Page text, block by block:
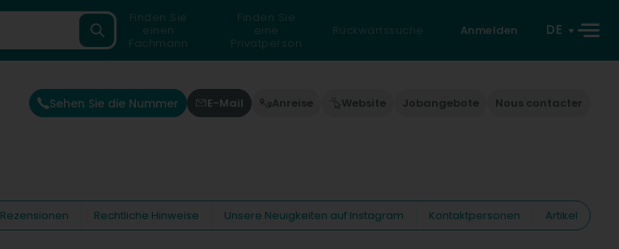
Finden Sie
einen
Fachmann
Finden Sie
eine
Privatperson
Rückwärtssuche Anmelden DE
Sehen Sie die Nummer E-Mail Anreise Website Jobangebote Nous contacter
Rezensionen Rechtliche Hinweise Unsere Neuigkeiten auf Instagram Kontaktpersonen
Artikel